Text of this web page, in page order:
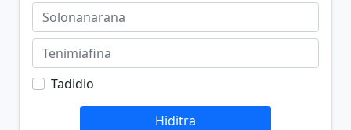
Tadidio
Hiditra